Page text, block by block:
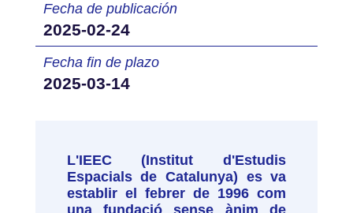
Fecha de publicación
2025-02-24
Fecha fin de plazo
2025-03-14
L'IEEC (Institut d'Estudis
Espacials de Catalunya) es va
establir el febrer de 1996 com
una fundació sense ànim de